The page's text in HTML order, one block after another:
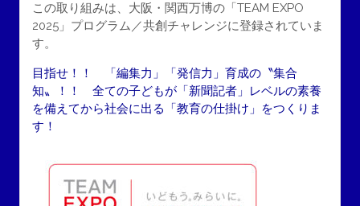
この取り組みは、大阪・関西万博の「TEAM EXPO
2025」プログラム／共創チャレンジに登録されていま
す。
目指せ！！ 「編集力」「発信力」育成の〝集合
知〟！！ 全ての子どもが「新聞記者」レベルの素養
を備えてから社会に出る「教育の仕掛け」をつくりま
す！